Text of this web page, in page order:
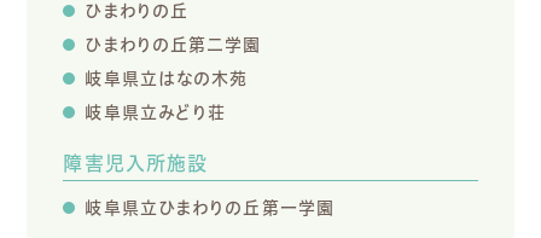
ひまわりの丘
ひまわりの丘第二学園
岐阜県立はなの木苑
岐阜県立みどり荘
障害児入所施設
岐阜県立ひまわりの丘第一学園